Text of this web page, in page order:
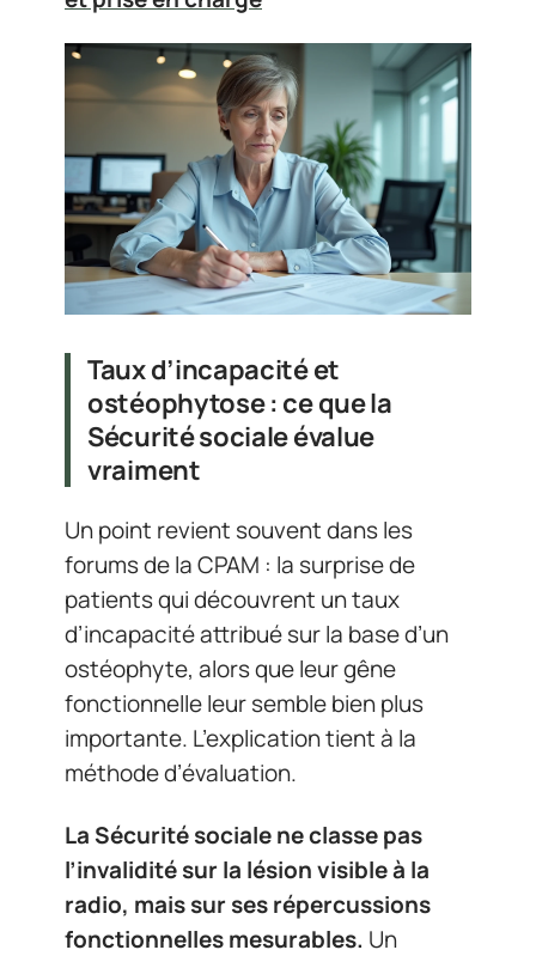
Taux d’incapacité et
ostéophytose : ce que la
Sécurité sociale évalue
vraiment
Un point revient souvent dans les
forums de la CPAM : la surprise de
patients qui découvrent un taux
d’incapacité attribué sur la base d’un
ostéophyte, alors que leur gêne
fonctionnelle leur semble bien plus
importante. L’explication tient à la
méthode d’évaluation.
La Sécurité sociale ne classe pas
l’invalidité sur la lésion visible à la
radio, mais sur ses répercussions
fonctionnelles mesurables. Un